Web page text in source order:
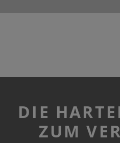
DIE
ZUM